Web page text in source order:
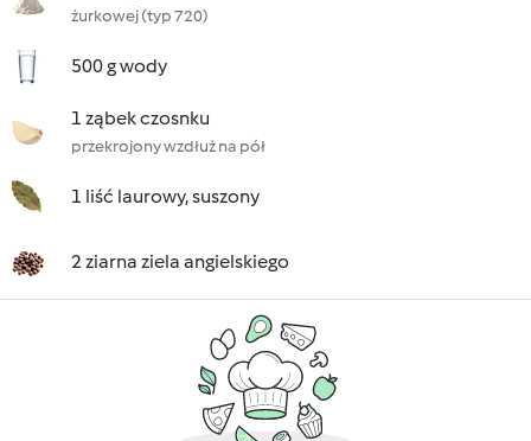
żurkowej (typ 720)
500 g wody
1 ząbek czosnku
przekrojony wzdłuż na pół
1 liść laurowy, suszony
2 ziarna ziela angielskiego